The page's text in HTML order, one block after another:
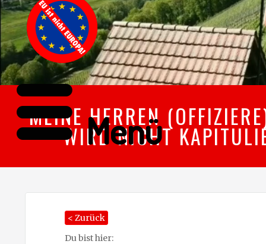
MEINE HERREN
WIRD NICHT
< Zurück
Du bist hier:
Menü